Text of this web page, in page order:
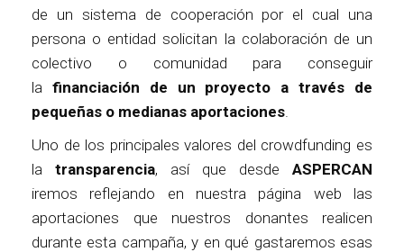
de un sistema de cooperación por el cual una
persona o entidad solicitan la colaboración de un
colectivo o comunidad para conseguir
la financiación de un proyecto a través de
pequeñas o medianas aportaciones
Uno de los principales valores del crowdfunding es
la transparencia, así que desde ASPERCAN
iremos reflejando en nuestra página web las
aportaciones que nuestros donantes realicen
durante esta campaña, y en qué gastaremos esas